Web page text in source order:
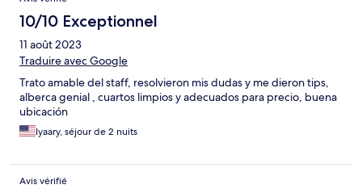
10/10 Exceptionnel
11 août 2023
Traduire avec Google
Trato amable del staff, resolvieron mis dudas y me dieron tips,
alberca genial , cuartos limpios y adecuados para precio, buena
ubicación
Iyaary, séjour de 2 nuits
Avis vérifié